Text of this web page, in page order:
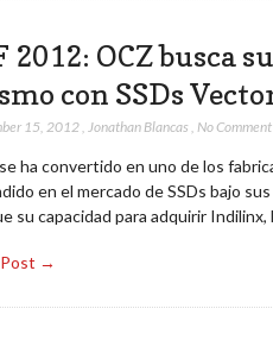
2012: OCZ busca
con SSDs
15, 2012, Jonathan Blancas , No Comment
ha convertido en uno de los
en el mercado de SSDs bajo
su capacidad para adquirir
Post →